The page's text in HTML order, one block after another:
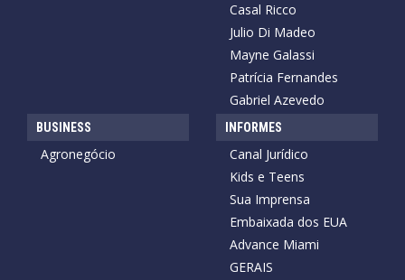
Casal Ricco
Julio Di Madeo
Mayne Galassi
Patrícia Fernandes
Gabriel Azevedo
BUSINESS
Agronegócio
INFORMES
Canal Jurídico
Kids e Teens
Sua Imprensa
Embaixada dos EUA
Advance Miami
GERAIS